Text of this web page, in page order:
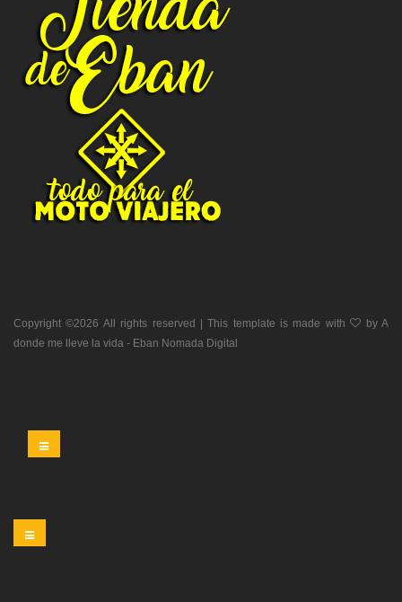
Copyright ©2026 All rights reserved | This template is made with byA
donde me lleve la vida - Eban Nomada Digital